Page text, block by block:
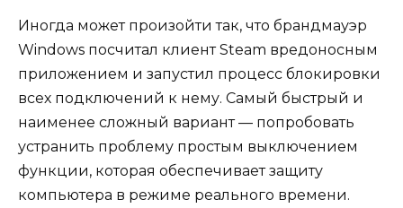
Иногда может произойти так, что брандмауэр
Windows посчитал клиент Steam вредоносным
приложением и запустил процесс блокировки
всех подключений к нему. Самый быстрый и
наименее сложный вариант — попробовать
устранить проблему простым выключением
функции, которая обеспечивает защиту
компьютера в режиме реального времени.